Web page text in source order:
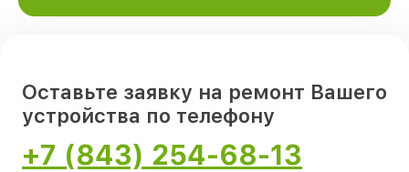
Оставьте заявку на ремонт Вашего
устройства по телефону
+7 (843) 254-68-13